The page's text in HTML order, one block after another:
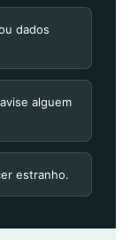
dados
alguem
estranho.